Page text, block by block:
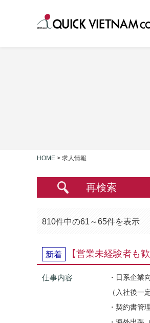
HOME > 求人情報
再検索
810件中の61～65件を表示
新着 【営業未経験者も
仕事内容
・日系企業
（入社後一
・契約書管